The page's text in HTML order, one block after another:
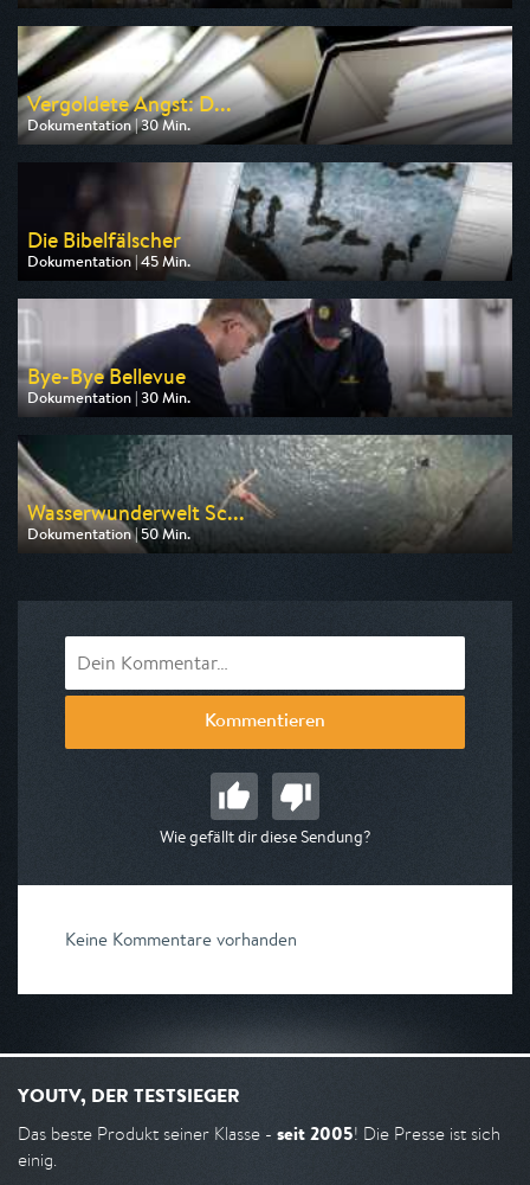
Ausgestrahlt von arte
am 13.08.2026, 20:15
Vergoldete Angst: D...
Dokumentation | 30 Min.
Ausgestrahlt von ZDF
am 12.08.2026, 22:45
Die Bibelfälscher
Dokumentation | 45 Min.
Ausgestrahlt von arte
am 11.08.2026, 20:15
Bye-Bye Bellevue
Dokumentation | 30 Min.
Ausgestrahlt von ARD
am 10.08.2026, 23:20
Wasserwunderwelt Sc...
Dokumentation | 50 Min.
Ausgestrahlt von 3sat
Kommentieren
Wie gefällt dir diese Sendung?
Keine Kommentare vorhanden
YOUTV, DER TESTSIEGER
Das beste Produkt seiner Klasse - seit 2005! Die Presse ist sich
einig.